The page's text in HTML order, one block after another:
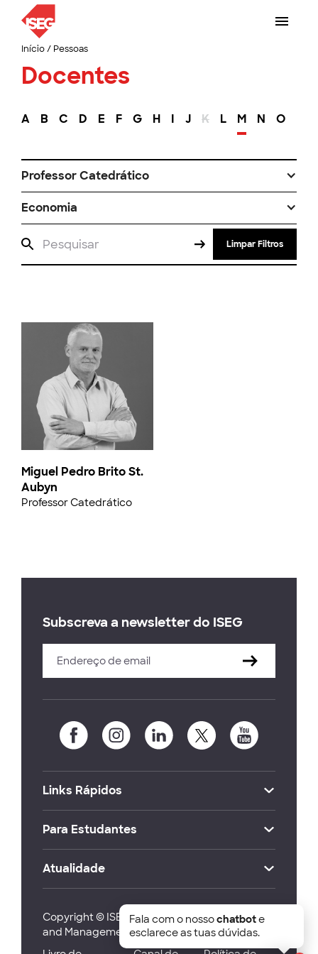
Início/ Pessoas
Docentes
A B C D E F G H I J K L M N O
Professor Catedrático
Economia
Limpar Filtros
Miguel Pedro Brito St.
Aubyn
Professor Catedrático
Subscreva a newsletter do ISEG
Links Rápidos
Para Estudantes
Atualidade
Copyright © ISEG Lisbon School of Economics
and Management 2026
Fala com o nossochatbote
esclarece as tuas dúvidas.